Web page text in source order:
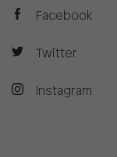
Facebook
Twitter
Instagram